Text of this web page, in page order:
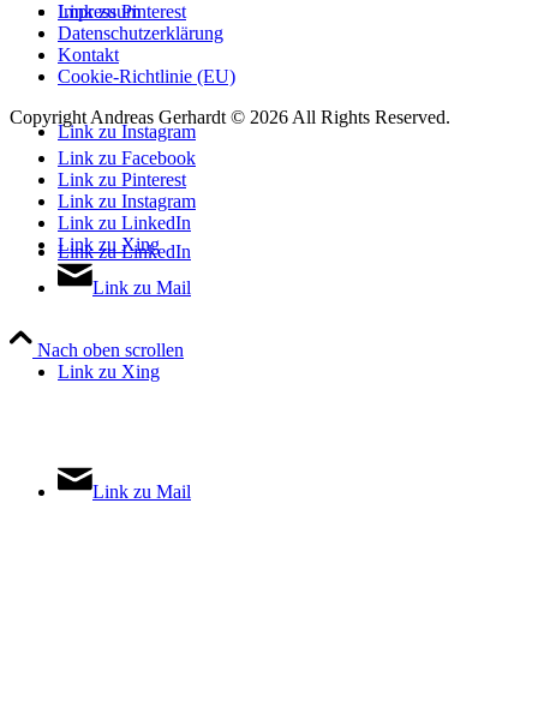
Link zu Pinterest
Link zu Instagram
Link zu LinkedIn
Link zu Xing
Link zu Mail
Impressum
Datenschutzerklärung
Kontakt
Cookie-Richtlinie (EU)
Copyright Andreas Gerhardt © 2026 All Rights Reserved.
Link zu Facebook
Link zu Pinterest
Link zu Instagram
Link zu LinkedIn
Link zu Xing
Link zu Mail
Nach oben scrollen